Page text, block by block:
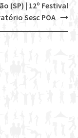
(SP) | 12º Festival
Sesc POA